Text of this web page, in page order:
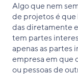
Algo que nem
de projetos é que
das diretamente
tem partes
apenas as partes
empresa em que
ou pessoas de